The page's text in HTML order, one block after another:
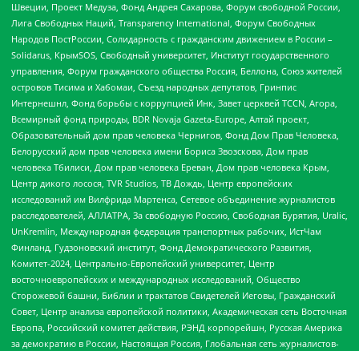
Швеции, Проект Медуза, Фонд Андрея Сахарова, Форум свободной России,
Лига Свободных Наций, Transparеncy International, Форум Свободных
Народов ПостРоссии, Солидарность с гражданским движением в России –
Solidarus, КрымSOS, Свободный университет, Институт государственного
управления, Форум гражданского общества Россия, Беллона, Союз жителей
островов Тисима и Хабомаи, Съезд народных депутатов, Гринпис
Интернешнл, Фонд борьбы с коррупцией Инк, Завет церквей TCCN, Агора,
Всемирный фонд природы, BDR Novaja Gazeta-Europe, Алтай проект,
Образовательный дом прав человека Чернигов, Фонд Дом Прав Человека,
Белорусский дом прав человека имени Бориса Звозскова, Дом прав
человека Тбилиси, Дом прав человека Ереван, Дом прав человека Крым,
Центр дикого лосося, TVR Studios, ТВ Дождь, Центр европейских
исследований им Вилфрида Мартенса, Сетевое объединение журналистов
расследователей, АЛЛАТРА, За свободную Россию, Свободная Бурятия, Uralic,
UnKremlin, Международная федерация транспортных рабочих, ИстЧам
Финланд, Гудзоновский институт, Фонд Демократического Развития,
Комитет-2024, Центрально-Европейский университет, Центр
восточноевропейских и международных исследований, Общество
Сторожевой башни, Библии и трактатов Свидетелей Иеговы, Гражданский
Совет, Центр анализа европейской политики, Академическая сеть Восточная
Европа, Российский комитет действия, РЭНД корпорейшн, Русская Америка
за демократию в России, Настоящая Россия, Глобальная сеть журналистов-